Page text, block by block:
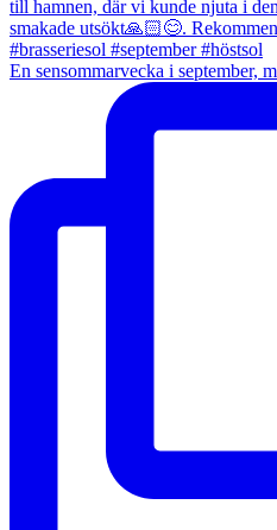
En sensommarvecka i september,